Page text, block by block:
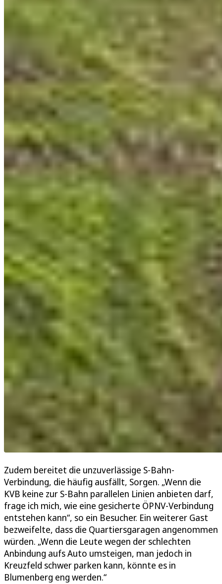
Zudem bereitet die unzuverlässige S-Bahn-
Verbindung, die häufig ausfällt, Sorgen. „Wenn die
KVB keine zur S-Bahn parallelen Linien anbieten darf,
frage ich mich, wie eine gesicherte ÖPNV-Verbindung
entstehen kann“, so ein Besucher. Ein weiterer Gast
bezweifelte, dass die Quartiersgaragen angenommen
würden. „Wenn die Leute wegen der schlechten
Anbindung aufs Auto umsteigen, man jedoch in
Kreuzfeld schwer parken kann, könnte es in
Blumenberg eng werden.“